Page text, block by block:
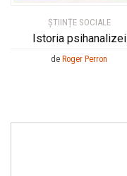
ȘTIINȚE SOCIALE
Istoria psihanalizei
de Roger Perron